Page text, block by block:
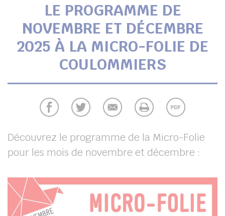
LE PROGRAMME DE
NOVEMBRE ET DÉCEMBRE
2025 À LA MICRO-FOLIE DE
COULOMMIERS
Découvrez le programme de la Micro-Folie
pour les mois de novembre et décembre :